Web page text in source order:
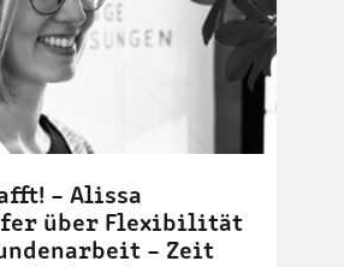
– Alissa
über Flexibilität
– Zeit